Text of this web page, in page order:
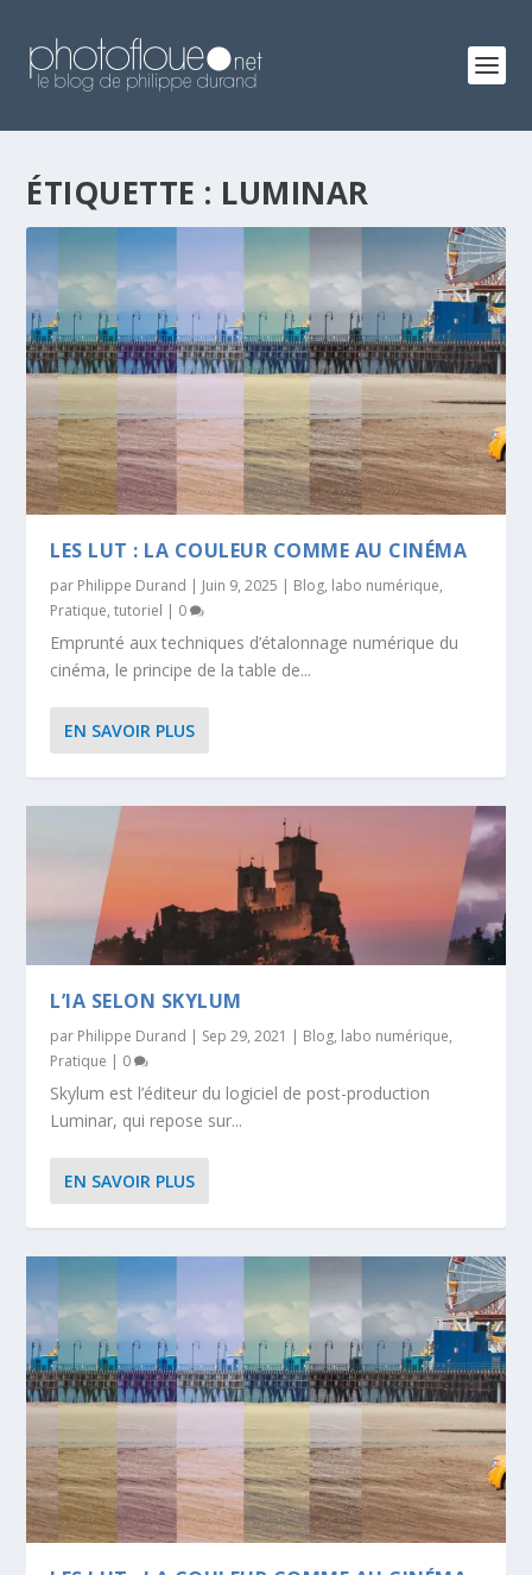
ÉTIQUETTE : LUMINAR
LES LUT : LA COULEUR COMME AU CINÉMA
par Philippe Durand | Juin 9, 2025 | Blog, labo numérique,
Pratique,tutoriel | 0
Emprunté aux techniques d’étalonnage numérique du
cinéma, le principe de la table de...
EN SAVOIR PLUS
L’IA SELON SKYLUM
par Philippe Durand | Sep 29, 2021 | Blog, labo numérique,
Pratique | 0
Skylum est l’éditeur du logiciel de post-production
Luminar, qui repose sur...
EN SAVOIR PLUS